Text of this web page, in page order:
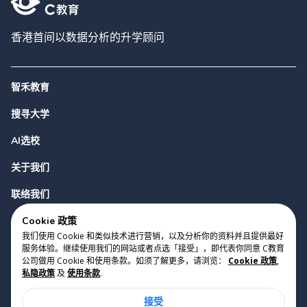
香港首间以数据分析的升学顾问
智禾教育
搜寻大学
AI选校
关于我们
联络我们
版权 2023 Cyclopes® •
使用条款
Cookie 政策
我们使用 Cookie 和类似技术进行营销，以及分析你的资料并且提供最好
服务体验。继续使用我们的网站或者点选「接受」，即代表你同意 C教育
公司做用 Cookie 和使用条款。如须了解更多，请浏览：
Cookie 政策,
私隐政策及 使用条款.
接受